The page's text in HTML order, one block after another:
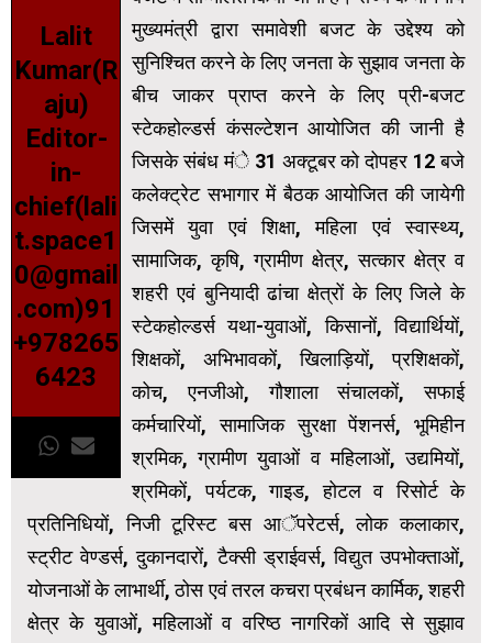
Lalit
Kumar(R
aju)
Editor-
in-
chief(lali
t.space1
0@gmail
.com)91
+978265
6423
मुख्यमंत्री द्वारा समावेशी बजट के उद्देश्य को
सुनिश्चित करने के लिए जनता के सुझाव जनता के
बीच जाकर प्राप्त करने के लिए प्री-बजट
स्टेकहोल्डर्स कंसल्टेशन आयोजित की जानी है
जिसके संबंध मंे 31 अक्टूबर को दोपहर 12 बजे
कलेक्ट्रेट सभागार में बैठक आयोजित की जायेगी
जिसमें युवा एवं शिक्षा, महिला एवं स्वास्थ्य,
सामाजिक, कृषि, ग्रामीण क्षेत्र, सत्कार क्षेत्र व
शहरी एवं बुनियादी ढांचा क्षेत्रों के लिए जिले के
स्टेकहोल्डर्स यथा-युवाओं, किसानों, विद्यार्थियों,
शिक्षकों, अभिभावकों, खिलाड़ियों, प्रशिक्षकों,
कोच, एनजीओ, गौशाला संचालकों, सफाई
कर्मचारियों, सामाजिक सुरक्षा पेंशनर्स, भूमिहीन
श्रमिक, ग्रामीण युवाओं व महिलाओं, उद्यमियों,
श्रमिकों, पर्यटक, गाइड, होटल व रिसोर्ट के
प्रतिनिधियों, निजी टूरिस्ट बस आॅपरेटर्स, लोक कलाकार,
स्ट्रीट वेण्डर्स, दुकानदारों, टैक्सी ड्राईवर्स, विद्युत उपभोक्ताओं,
योजनाओं के लाभार्थी, ठोस एवं तरल कचरा प्रबंधन कार्मिक, शहरी
क्षेत्र के युवाओं, महिलाओं व वरिष्ठ नागरिकों आदि से सुझाव